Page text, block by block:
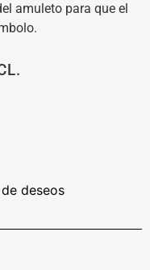
amuleto para que el
deseos